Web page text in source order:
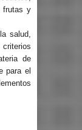
frutas y
salud,
de
para el